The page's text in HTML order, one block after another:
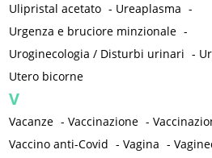
Ulipristal acetato - Ureaplasma -
Urgenza e bruciore minzionale -
Uroginecologia / Disturbi urinari -
Utero bicorne
V
Vacanze -Vaccinazione -
Vaccino anti-Covid -Vagina -